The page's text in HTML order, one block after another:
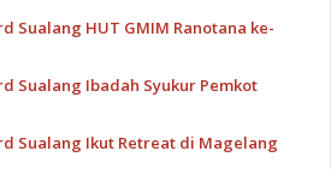
Sualang HUT GMIM Ranotana ke-
Sualang Ibadah Syukur Pemkot
Sualang Ikut Retreat di Magelang